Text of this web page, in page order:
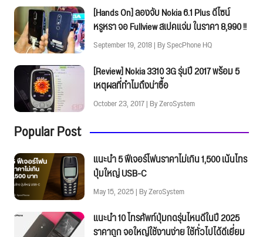
[Hands On] ลองจับ Nokia 6.1 Plus ดีไซน์
หรูหรา จอ Fullview สเปคแจ่ม ในราคา 8,990 !!
September 19, 2018 | By SpecPhone HQ
[Review] Nokia 3310 3G รุ่นปี 2017 พร้อม 5
เหตุผลที่ทำไมถึงน่าซื้อ
October 23, 2017 | By ZeroSystem
Popular Post
แนะนำ 5 ฟีเจอร์โฟนราคาไม่เกิน 1,500 เน้นโทร
ปุ่มใหญ่ USB-C
May 15, 2025 | By ZeroSystem
แนะนำ 10 โทรศัพท์ปุ่มกดรุ่นไหนดีในปี 2025
ราคาถูก จอใหญ่ใช้งานง่าย ใช้ทั่วไปได้ดีเยี่ยม